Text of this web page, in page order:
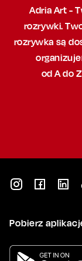
Adria Art -
rozrywki.
rozrywka są
od A do
Pobierz